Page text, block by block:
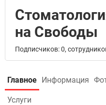
на Свободы
Подписчиков: 0,
Главное Информация
Услуги